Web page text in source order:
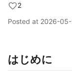
2
Posted at 2026-
はじめに